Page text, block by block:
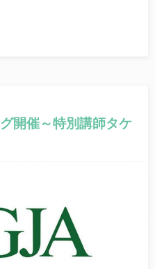
開催～特別講師タケ